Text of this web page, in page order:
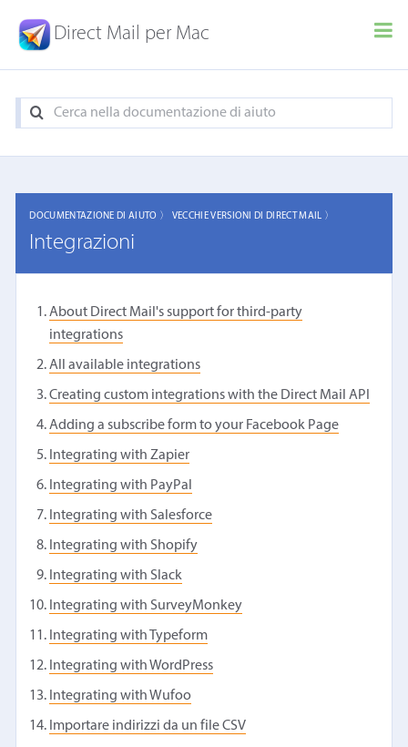
Direct Mail per Mac
DOCUMENTAZIONE DI AIUTO 〉 VECCHIE VERSIONI DI DIRECT MAIL 〉
Integrazioni
About Direct Mail's support for third-party
integrations
All available integrations
Creating custom integrations with the Direct Mail API
Adding a subscribe form to your Facebook Page
Integrating with Zapier
Integrating with PayPal
Integrating with Salesforce
Integrating with Shopify
Integrating with Slack
Integrating with SurveyMonkey
Integrating with Typeform
Integrating with WordPress
Integrating with Wufoo
Importare indirizzi da un file CSV